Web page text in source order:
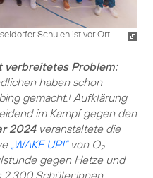
Schulen ist vor Ort
verbreitetes Problem:
haben schon
gemacht. 1Aufklärung
im Kampf gegen den
2024veranstaltete die
„WAKE UP!“von O2
gegen Hetze und
2.300 Schüler:innen